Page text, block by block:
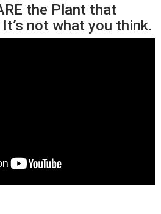
the Plant that
not what you think.